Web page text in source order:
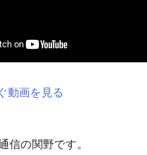
動画を見る
信の関野です。